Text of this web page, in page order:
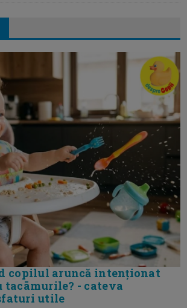
copilul aruncă intenționat
tacāmurile? - cateva
utile